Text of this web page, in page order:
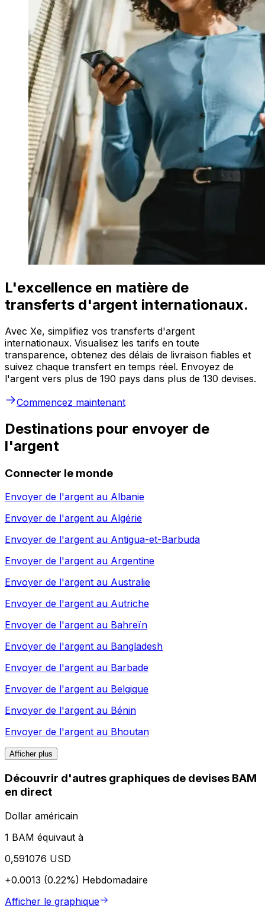
L'excellence en matière de
transferts d'argent internationaux.
Avec Xe, simplifiez vos transferts d'argent
internationaux. Visualisez les tarifs en toute
transparence, obtenez des délais de livraison fiables et
suivez chaque transfert en temps réel. Envoyez de
l'argent vers plus de 190 pays dans plus de 130 devises.
Commencez maintenant
Destinations pour envoyer de
l'argent
Connecter le monde
Envoyer de l'argent au Albanie
Envoyer de l'argent au Algérie
Envoyer de l'argent au Antigua-et-Barbuda
Envoyer de l'argent au Argentine
Envoyer de l'argent au Australie
Envoyer de l'argent au Autriche
Envoyer de l'argent au Bahreïn
Envoyer de l'argent au Bangladesh
Envoyer de l'argent au Barbade
Envoyer de l'argent au Belgique
Envoyer de l'argent au Bénin
Envoyer de l'argent au Bhoutan
Afficher plus
Découvrir d'autres graphiques de devises BAM
en direct
Dollar américain
1 BAM équivaut à
0,591076 USD
+0.0013 (0.22%) Hebdomadaire
Afficher le graphique